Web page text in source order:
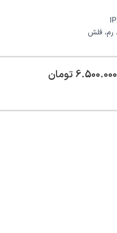
6.500.000 تومان